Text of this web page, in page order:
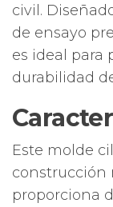
civil.
de ensayo
es ideal para
durabilidad
Este molde
construcción
proporciona